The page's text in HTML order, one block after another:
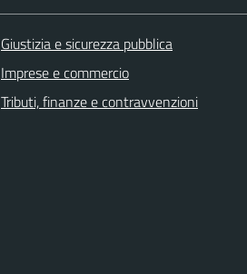
Giustizia e sicurezza pubblica
Imprese e commercio
Tributi, finanze e contravvenzioni